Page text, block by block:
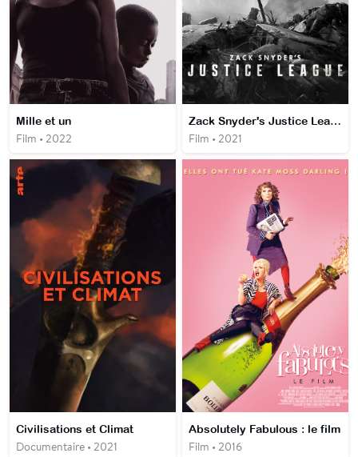
Mille et un
Film • 2022
Zack Snyder's Justice League
Film • 2021
Civilisations et Climat
Documentaire • 2021
Absolutely Fabulous : le film
Film • 2016